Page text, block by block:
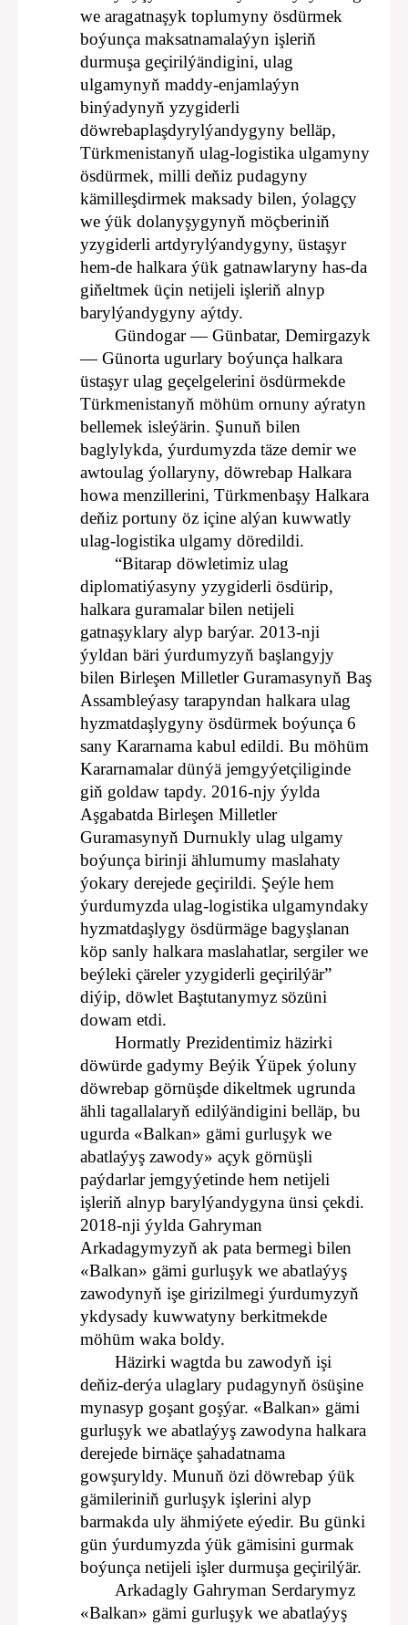
we aragatnaşyk toplumyny ösdürmek
boýunça maksatnamalaýyn işleriň
durmuşa geçirilýändigini, ulag
ulgamynyň maddy-enjamlaýyn
binýadynyň yzygiderli
döwrebaplaşdyrylýandygyny belläp,
Türkmenistanyň ulag-logistika ulgamyny
ösdürmek, milli deňiz pudagyny
kämilleşdirmek maksady bilen, ýolagçy
we ýük dolanyşygynyň möçberiniň
yzygiderli artdyrylýandygyny, üstaşyr
hem-de halkara ýük gatnawlaryny has-da
giňeltmek üçin netijeli işleriň alnyp
barylýandygyny aýtdy.
Gündogar — Günbatar, Demirgazyk
— Günorta ugurlary boýunça halkara
üstaşyr ulag geçelgelerini ösdürmekde
Türkmenistanyň möhüm ornuny aýratyn
bellemek isleýärin. Şunuň bilen
baglylykda, ýurdumyzda täze demir we
awtoulag ýollaryny, döwrebap Halkara
howa menzillerini, Türkmenbaşy Halkara
deňiz portuny öz içine alýan kuwwatly
ulag-logistika ulgamy döredildi.
“Bitarap döwletimiz ulag
diplomatiýasyny yzygiderli ösdürip,
halkara guramalar bilen netijeli
gatnaşyklary alyp barýar. 2013-nji
ýyldan bäri ýurdumyzyň başlangyjy
bilen Birleşen Milletler Guramasynyň Baş
Assambleýasy tarapyndan halkara ulag
hyzmatdaşlygyny ösdürmek boýunça 6
sany Kararnama kabul edildi. Bu möhüm
Kararnamalar dünýä jemgyýetçiliginde
giň goldaw tapdy. 2016-njy ýylda
Aşgabatda Birleşen Milletler
Guramasynyň Durnukly ulag ulgamy
boýunça birinji ählumumy maslahaty
ýokary derejede geçirildi. Şeýle hem
ýurdumyzda ulag-logistika ulgamyndaky
hyzmatdaşlygy ösdürmäge bagyşlanan
köp sanly halkara maslahatlar, sergiler we
beýleki çäreler yzygiderli geçirilýär”
diýip, döwlet Baştutanymyz sözüni
dowam etdi.
Hormatly Prezidentimiz häzirki
döwürde gadymy Beýik Ýüpek ýoluny
döwrebap görnüşde dikeltmek ugrunda
ähli tagallalaryň edilýändigini belläp, bu
ugurda «Balkan» gämi gurluşyk we
abatlaýyş zawody» açyk görnüşli
paýdarlar jemgyýetinde hem netijeli
işleriň alnyp barylýandygyna ünsi çekdi.
2018-nji ýylda Gahryman
Arkadagymyzyň ak pata bermegi bilen
«Balkan» gämi gurluşyk we abatlaýyş
zawodynyň işe girizilmegi ýurdumyzyň
ykdysady kuwwatyny berkitmekde
möhüm waka boldy.
Häzirki wagtda bu zawodyň işi
deňiz-derýa ulaglary pudagynyň ösüşine
mynasyp goşant goşýar. «Balkan» gämi
gurluşyk we abatlaýyş zawodyna halkara
derejede birnäçe şahadatnama
gowşuryldy. Munuň özi döwrebap ýük
gämileriniň gurluşyk işlerini alyp
barmakda uly ähmiýete eýedir. Bu günki
gün ýurdumyzda ýük gämisini gurmak
boýunça netijeli işler durmuşa geçirilýär.
Arkadagly Gahryman Serdarymyz
«Balkan» gämi gurluşyk we abatlaýyş